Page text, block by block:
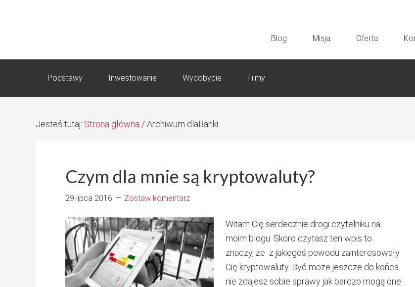
Blog Misja Oferta
Podstawy Inwestowanie Wydobycie Filmy
Jesteś tutaj: Strona główna /Archiwum dlaBanki
Czym dla mnie są kryptowaluty?
29 lipca 2016 Zostaw komentarz
Witam Cię serdecznie drogi czytelniku na
moim blogu. Skoro czytasz ten wpis to
znaczy, że z jakiegoś powodu zainteresowały
Cię kryptowaluty. Być może jeszcze do końca
nie zdajesz sobie sprawy jak bardzo mogą one